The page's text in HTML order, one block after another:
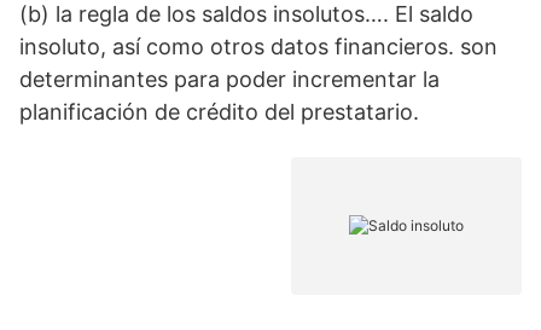
(b) la regla de los saldos insolutos…. El saldo
insoluto, así como otros datos financieros. son
determinantes para poder incrementar la
planificación de crédito del prestatario.